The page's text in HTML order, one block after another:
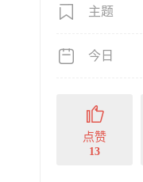
主题
今日
点赞
13